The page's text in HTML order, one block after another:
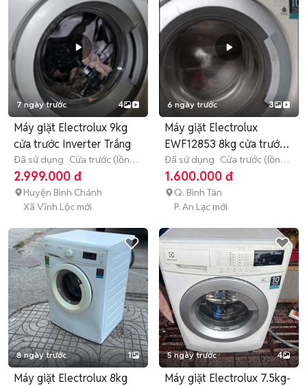
7 ngày trước 4
Máy giặt Electrolux 9kg
cửa trước Inverter Trắng
Đã sử dụng Cửa trước (lồng
ngang) 9 - 9.9 kg
2.999.000 đ
Huyện Bình Chánh
Xã Vĩnh Lộc mới
6 ngày trước 3
Máy giặt Electrolux
EWF12853 8kg cửa trước
Trắng
Đã sử dụng Cửa trước (lồng
ngang) 8 - 8.9 kg
1.600.000 đ
Q. Bình Tân
P. An Lạc mới
8 ngày trước 1
Máy giặt Electrolux 8kg
5 ngày trước 4
Máy giặt Electrolux 7.5kg-